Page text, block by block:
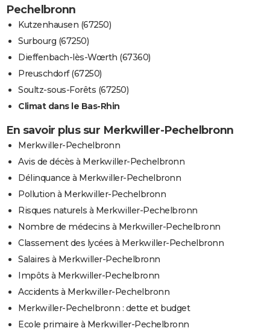
Pechelbronn
Kutzenhausen (67250)
Surbourg (67250)
Dieffenbach-lès-Wœrth (67360)
Preuschdorf (67250)
Soultz-sous-Forêts (67250)
Climat dans le Bas-Rhin
En savoir plus sur Merkwiller-Pechelbronn
Merkwiller-Pechelbronn
Avis de décès à Merkwiller-Pechelbronn
Délinquance à Merkwiller-Pechelbronn
Pollution à Merkwiller-Pechelbronn
Risques naturels à Merkwiller-Pechelbronn
Nombre de médecins à Merkwiller-Pechelbronn
Classement des lycées à Merkwiller-Pechelbronn
Salaires à Merkwiller-Pechelbronn
Impôts à Merkwiller-Pechelbronn
Accidents à Merkwiller-Pechelbronn
Merkwiller-Pechelbronn : dette et budget
Ecole primaire à Merkwiller-Pechelbronn